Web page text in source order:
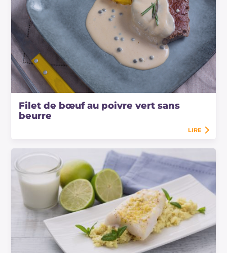
Filet de bœuf au poivre vert sans
beurre
LIRE